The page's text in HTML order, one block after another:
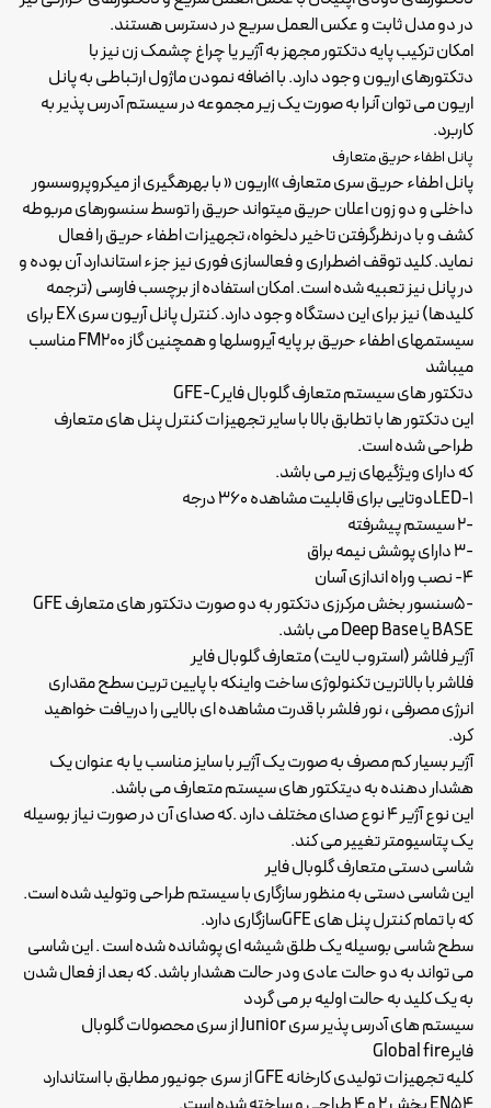
در دو مدل ثابت و عکس العمل سریع در دسترس هستند.
امکان ترکیب پایه دتکتور مجهز به آژیر یا چراغ چشمک زن نیز با
دتکتورهای اریون وجود دارد. با اضافه نمودن ماژول ارتباطی به پانل
اریون می توان آنرا به صورت یک زیر مجموعه در سیستم آدرس پذیر به
کاربرد.
پانل اطفاء حریق متعارف
پانل اطفاء حریق سری متعارف »اریون « با بهرهگیری از میکروپروسسور
داخلی و دو زوناعلان حریقمیتواند حریق را توسط سنسورهای مربوطه
کشف و با درنظرگرفتن تاخیر دلخواه، تجهیزات اطفاء حریق را فعال
نماید. کلید توقف اضطراری و فعالسازی فوری نیز جزء استاندارد آن بوده و
در پانل نیز تعبیه شده است. امکان استفاده از برچسب فارسی (ترجمه
کلیدها) نیز برای این دستگاه وجود دارد. کنترل پانل آریون سری EX برای
سیستمهای اطفاء حریق بر پایه آیروسلها و همچنین گاز FM200 مناسب
میباشد
دتکتور های سیستم متعارف گلوبال فایرGFE-C
این دتکتور ها با تطابق بالا با سایر تجهیزات کنترل پنل های متعارف
طراحی شده است.
که دارای ویژگیهای زیر می باشد.
LED-1دوتایی برای قابلیت مشاهده 360 درجه
-2 سیستم پیشرفته
-3 دارای پوشش نیمه براق
4- نصب وراه اندازی آسان
-5سنسور بخش مرکرزی دتکتور به دو صورت دتکتور های متعارف GFE
BASE یا Deep Base می باشد.
آژیر فلاشر (استروب لایت) متعارف گلوبال فایر
فلاشر با بالاترین تکنولوژی ساخت واینکه با پایین ترین سطح مقداری
انرژی مصرفی ، نور فلشر با قدرت مشاهده ای بالایی را دریافت خواهید
کرد.
آژیر بسیار کم مصرف به صورت یک آژیر با سایز مناسب یا به عنوان یک
هشدار دهنده به دیتکتور های سیستم متعارف می باشد.
این نوع آژیر 4 نوع صدای مختلف دارد .که صدای آن در صورت نیاز بوسیله
یک پتاسیومتر تغییر می کند.
شاسی دستی متعارف گلوبال فایر
این شاسی دستی به منظور سازگاری با سیستم طراحی وتولید شده است.
که با تمام کنترل پنل های GFEسازگاری دارد.
سطح شاسی بوسیله یک طلق شیشه ای پوشانده شده است . این شاسی
می تواند به دو حالت عادی ودر حالت هشدار باشد. که بعد از فعال شدن
به یک کلید به حالت اولیه بر می گردد
سیستم های آدرس پذیر سری Junior از سری محصولات گلوبال
فایرGlobal fire
کلیه تجهیزات تولیدی کارخانه GFE از سری جونیور مطابق با استاندارد